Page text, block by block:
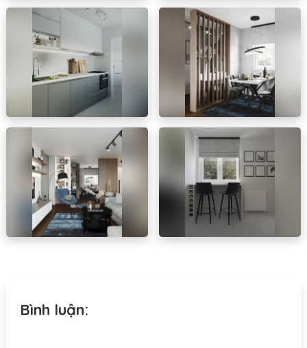
Bình luận: